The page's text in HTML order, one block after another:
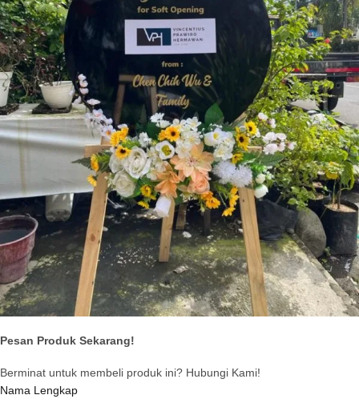
Pesan Produk Sekarang!
Berminat untuk membeli produk ini? Hubungi Kami!
Nama Lengkap